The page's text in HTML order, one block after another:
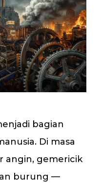
bagian
Di masa
angin, gemericik
burung —